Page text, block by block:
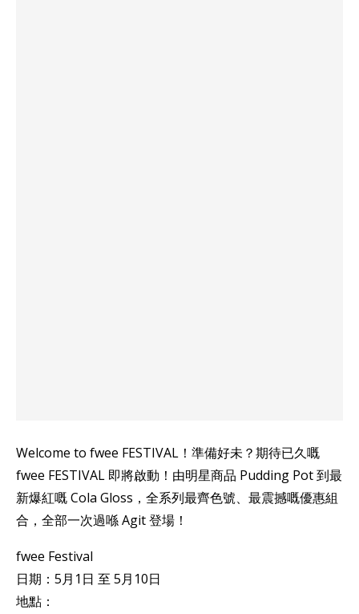
Welcome to fwee FESTIVAL！準備好未？期待已久嘅
fwee FESTIVAL 即將啟動！由明星商品 Pudding Pot 到最
新爆紅嘅 Cola Gloss，全系列最齊色號、最震撼嘅優惠組
合，全部一次過喺 Agit 登場！
fwee Festival
日期：5月1日 至 5月10日
地點：